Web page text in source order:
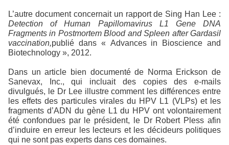
L’autre document concernait un rapport de Sing Han Lee :
Detection of Human Papillomavirus L1 Gene DNA
Fragments in Postmortem Blood and Spleen after Gardasil
vaccination,publié dans « Advances in Bioscience and
Biotechnology », 2012.
Dans un article bien documenté de Norma Erickson de
Sanevax, Inc., qui incluait des copies des e-mails
divulgués, le Dr Lee illustre comment les différences entre
les effets des particules virales du HPV L1 (VLPs) et les
fragments d’ADN du gène L1 du HPV ont volontairement
été confondues par le président, le Dr Robert Pless afin
d’induire en erreur les lecteurs et les décideurs politiques
qui ne sont pas experts dans ces domaines.